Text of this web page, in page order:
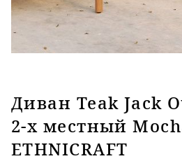
Диван Teak Jack
2-х местный
ETHNICRAFT